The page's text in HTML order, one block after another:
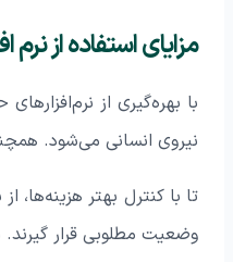
مزایای استفاده از نرم
با بهره‌گیری از
نیروی انسانی می‌شود.
تا با کنترل بهتر هزینه‌ها،
وضعیت مطلوبی قرار